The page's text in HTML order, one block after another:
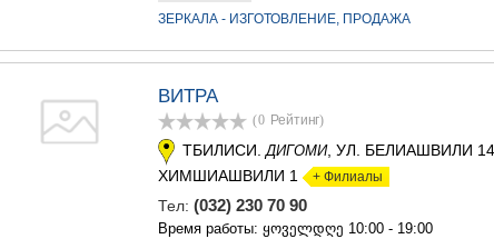
ЗЕРКАЛА - ИЗГОТОВЛЕНИЕ, ПРОДАЖА
ВИТРА
(0 Рейтинг)
ТБИЛИСИ. ДИГОМИ, УЛ. БЕЛИАШВИЛИ
ХИМШИАШВИЛИ 1 + Филиалы
Тел: (032) 230 70 90
Время работы: ყოველდღე 10:00 - 19:00